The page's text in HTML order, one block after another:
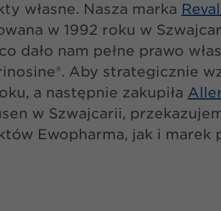
własne. Nasza marka
w 1992 roku w
dało nam pełne prawo
Aby strategicznie
a następnie zakupiła
w Szwajcarii,
Ewopharma, jak i marek